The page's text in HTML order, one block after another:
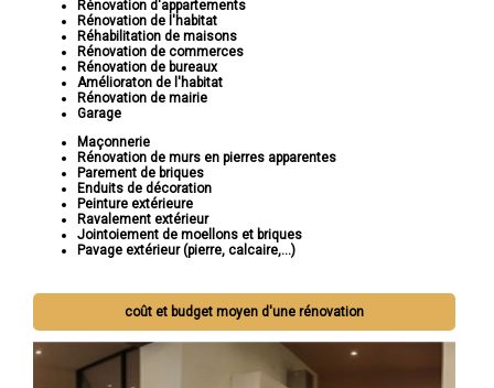
Rénovation d'appartements
Rénovation de l'habitat
Réhabilitation de maisons
Rénovation de commerces
Rénovation de bureaux
Amélioraton de l'habitat
Rénovation de mairie
Garage
Maçonnerie
Rénovation de murs en pierres apparentes
Parement de briques
Enduits de décoration
Peinture extérieure
Ravalement extérieur
Jointoiement de moellons et briques
Pavage extérieur (pierre, calcaire,...)
coût et budget moyen d'une rénovation